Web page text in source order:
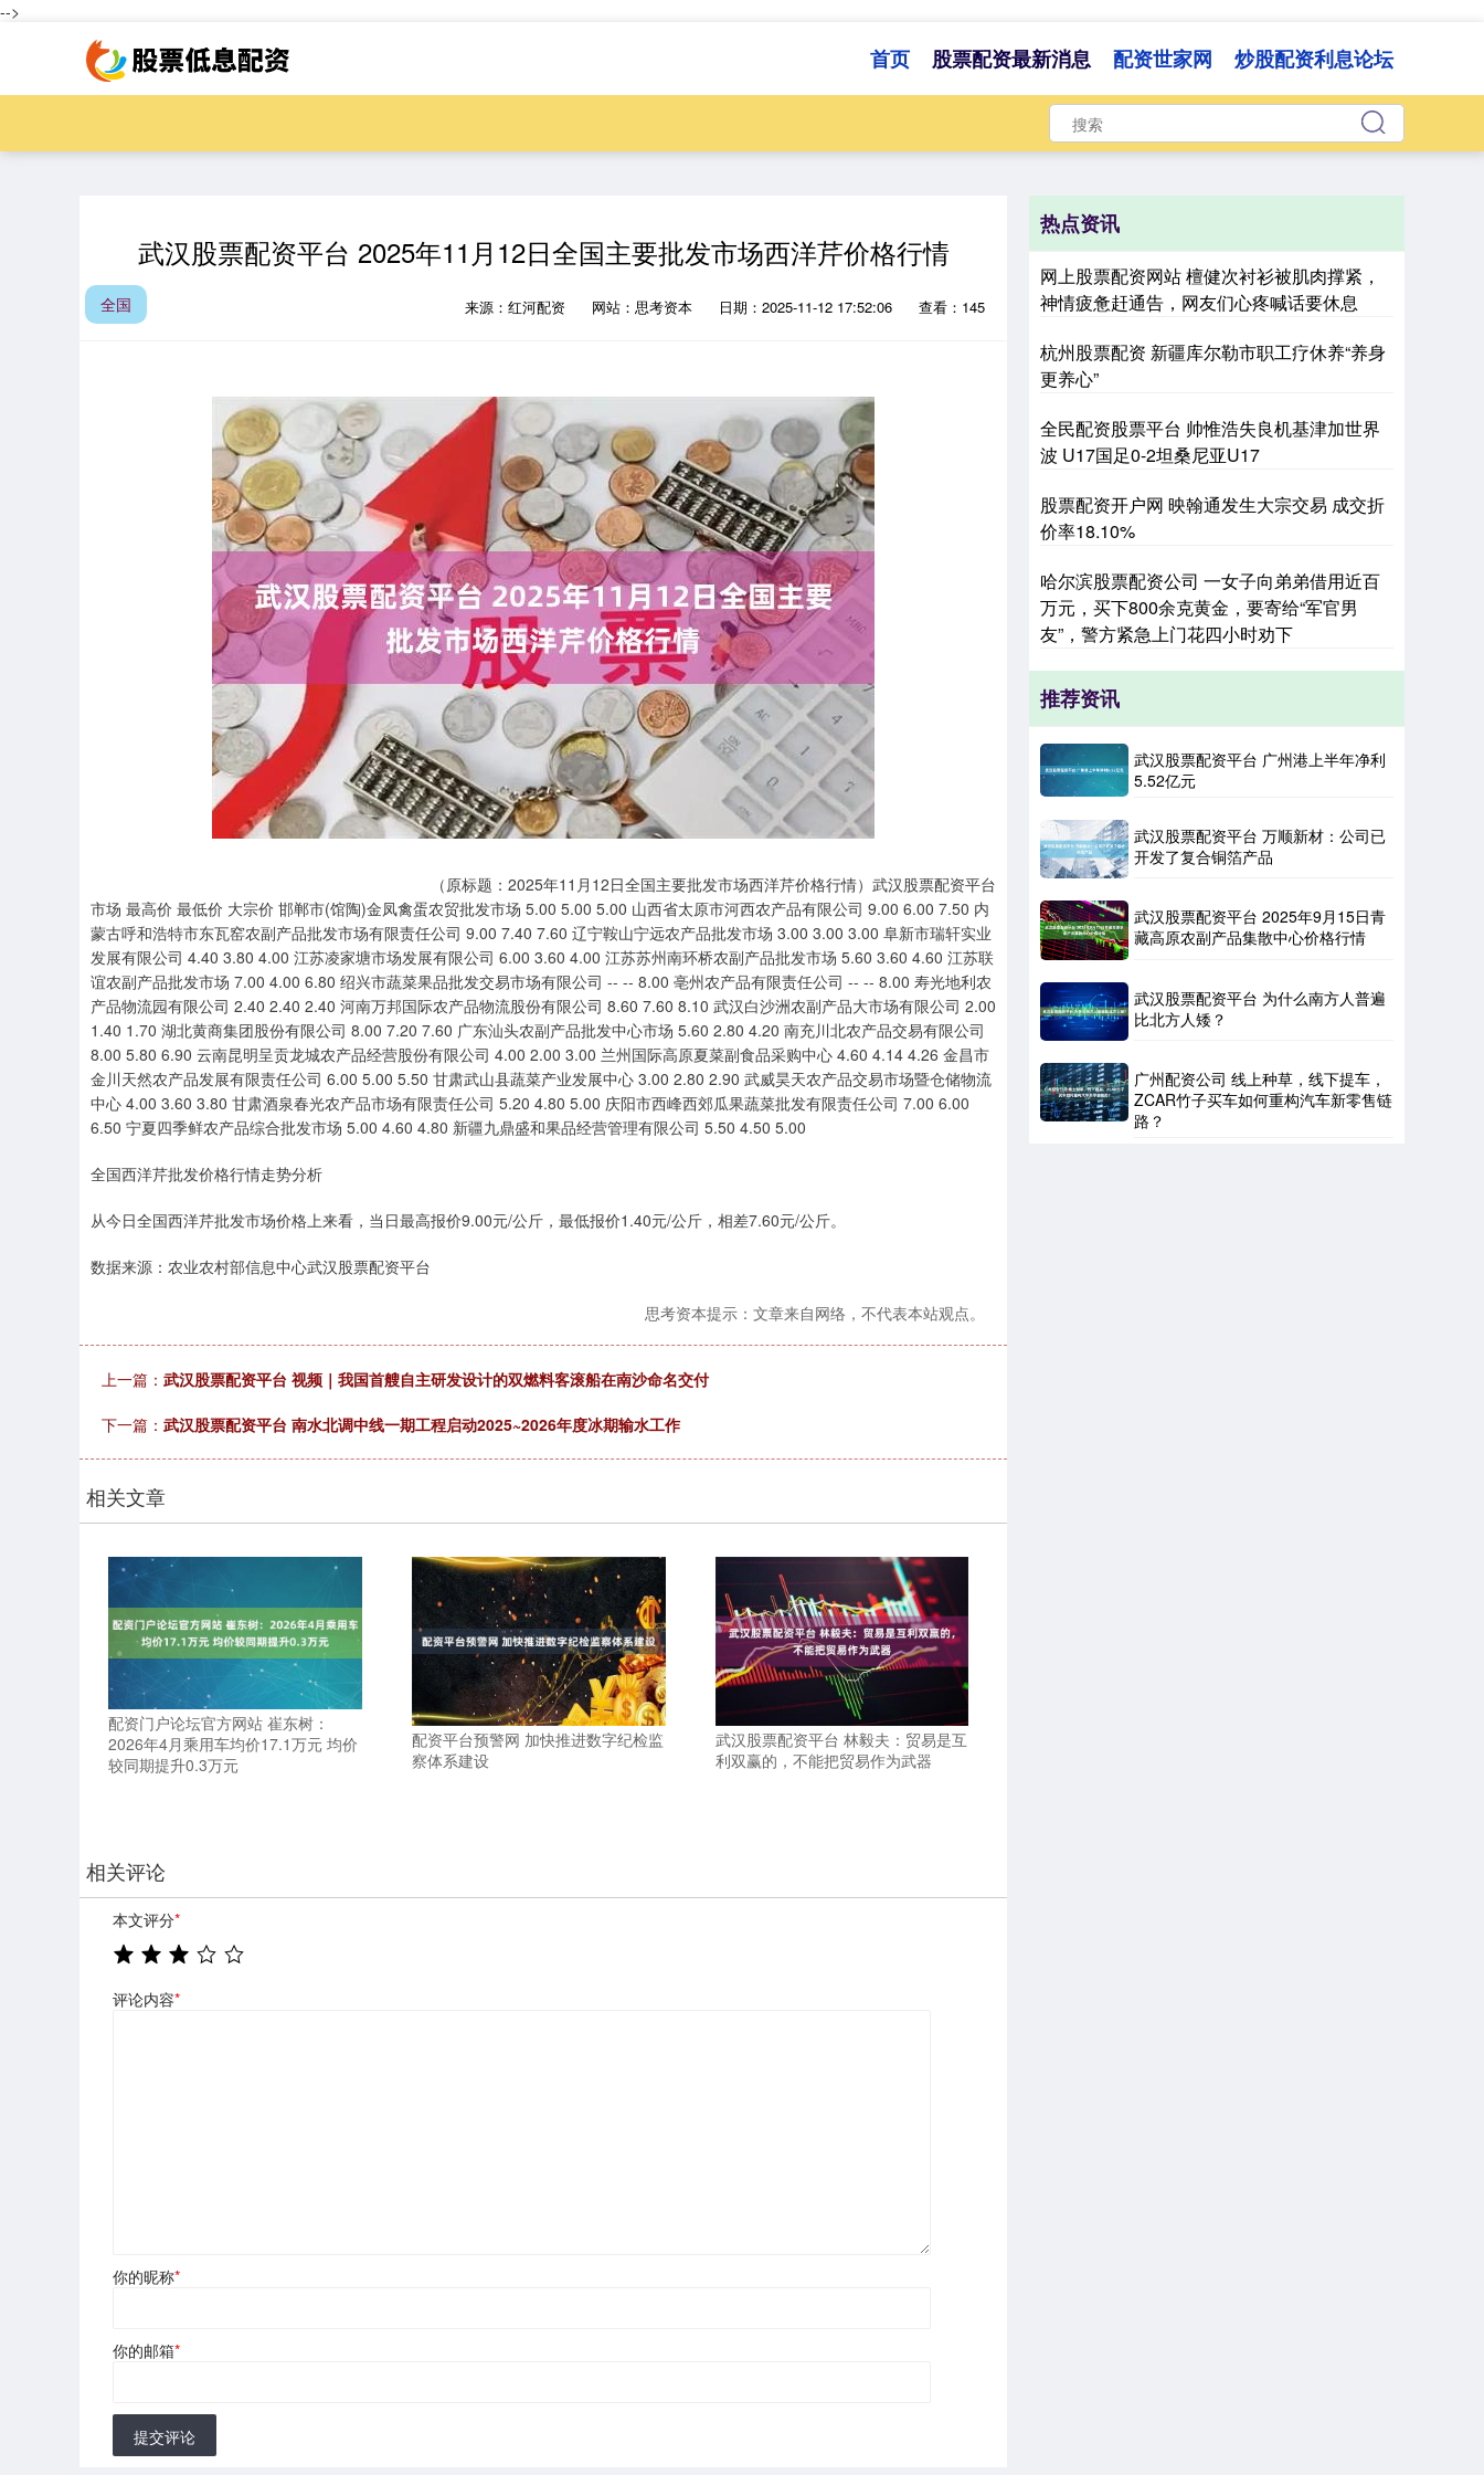
-->
首页 股票配资最新消息 配资世家网 炒股配资利息论坛
武汉股票配资平台 2025年11月12日全国主要批发市场西洋芹价格行情
全国 来源：红河配资 网站：思考资本 日期：2025-11-12 17:52:06 查看：145
（原标题：2025年11月12日全国主要批发市场西洋芹价格行情）武汉股票配资平台
市场 最高价 最低价 大宗价 邯郸市(馆陶)金凤禽蛋农贸批发市场 5.00 5.00 5.00 山西省太原市河西农产品有限公司 9.00 6.00 7.50 内
蒙古呼和浩特市东瓦窑农副产品批发市场有限责任公司 9.00 7.40 7.60 辽宁鞍山宁远农产品批发市场 3.00 3.00 3.00 阜新市瑞轩实业
发展有限公司 4.40 3.80 4.00 江苏凌家塘市场发展有限公司 6.00 3.60 4.00 江苏苏州南环桥农副产品批发市场 5.60 3.60 4.60 江苏联
谊农副产品批发市场 7.00 4.00 6.80 绍兴市蔬菜果品批发交易市场有限公司 -- -- 8.00 亳州农产品有限责任公司 -- -- 8.00 寿光地利农
产品物流园有限公司 2.40 2.40 2.40 河南万邦国际农产品物流股份有限公司 8.60 7.60 8.10 武汉白沙洲农副产品大市场有限公司 2.00
1.40 1.70 湖北黄商集团股份有限公司 8.00 7.20 7.60 广东汕头农副产品批发中心市场 5.60 2.80 4.20 南充川北农产品交易有限公司
8.00 5.80 6.90 云南昆明呈贡龙城农产品经营股份有限公司 4.00 2.00 3.00 兰州国际高原夏菜副食品采购中心 4.60 4.14 4.26 金昌市
金川天然农产品发展有限责任公司 6.00 5.00 5.50 甘肃武山县蔬菜产业发展中心 3.00 2.80 2.90 武威昊天农产品交易市场暨仓储物流
中心 4.00 3.60 3.80 甘肃酒泉春光农产品市场有限责任公司 5.20 4.80 5.00 庆阳市西峰西郊瓜果蔬菜批发有限责任公司 7.00 6.00
6.50 宁夏四季鲜农产品综合批发市场 5.00 4.60 4.80 新疆九鼎盛和果品经营管理有限公司 5.50 4.50 5.00
全国西洋芹批发价格行情走势分析
从今日全国西洋芹批发市场价格上来看，当日最高报价9.00元/公斤，最低报价1.40元/公斤，相差7.60元/公斤。
数据来源：农业农村部信息中心武汉股票配资平台
思考资本提示：文章来自网络，不代表本站观点。
上一篇： 武汉股票配资平台 视频｜我国首艘自主研发设计的双燃料客滚船在南沙命名交付
下一篇： 武汉股票配资平台 南水北调中线一期工程启动2025~2026年度冰期输水工作
相关文章
配资门户论坛官方网站 崔东树：
2026年4月乘用车均价17.1万元 均价
较同期提升0.3万元
配资平台预警网 加快推进数字纪检监
察体系建设
武汉股票配资平台 林毅夫：贸易是互
利双赢的，不能把贸易作为武器
相关评论
本文评分*
评论内容*
你的昵称*
你的邮箱*
提交评论
热点资讯
网上股票配资网站 檀健次衬衫被肌肉撑紧，
神情疲惫赶通告，网友们心疼喊话要休息
杭州股票配资 新疆库尔勒市职工疗休养“养身
更养心”
全民配资股票平台 帅惟浩失良机基津加世界
波 U17国足0-2坦桑尼亚U17
股票配资开户网 映翰通发生大宗交易 成交折
价率18.10%
哈尔滨股票配资公司 一女子向弟弟借用近百
万元，买下800余克黄金，要寄给“军官男
友”，警方紧急上门花四小时劝下
推荐资讯
武汉股票配资平台 广州港上半年净利
5.52亿元
武汉股票配资平台 万顺新材：公司已
开发了复合铜箔产品
武汉股票配资平台 2025年9月15日青
藏高原农副产品集散中心价格行情
武汉股票配资平台 为什么南方人普遍
比北方人矮？
广州配资公司 线上种草，线下提车，
ZCAR竹子买车如何重构汽车新零售链
路？